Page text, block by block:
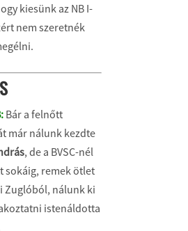
kiesünk az NB I-
nem szeretnék
Bár a felnőtt
már nálunk kezdte
, de a BVSC-nél
sokáig, remek ötlet
Zuglóból, nálunk ki
istenáldotta